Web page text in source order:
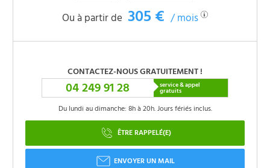
Ou à partir de 305 € / mois
CONTACTEZ-NOUS GRATUITEMENT !
04 249 91 28 service & appel
gratuits
Du lundi au dimanche: 8h à 20h. Jours fériés inclus.
ÊTRE RAPPELÉ(E)
ENVOYER UN MAIL